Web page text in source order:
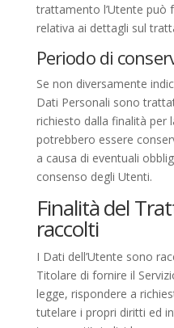
trattamento l’Utente può
relativa ai dettagli sul
Periodo di
Se non diversamente
Dati Personali sono
richiesto dalla finalità per
potrebbero essere
a causa di eventuali
consenso degli Utenti.
Finalità del
raccolti
I Dati dell’Utente sono
Titolare di fornire il
legge, rispondere a
tutelare i propri diritti ed